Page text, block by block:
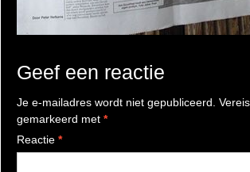
Geef een reactie
Je e-mailadres wordt niet gepubliceerd.
gemarkeerd met *
Reactie *